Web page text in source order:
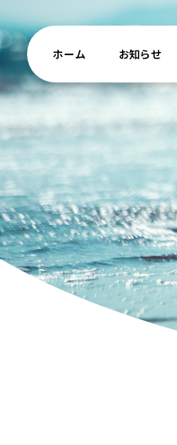
サイト内メニュー
ホーム お知らせ